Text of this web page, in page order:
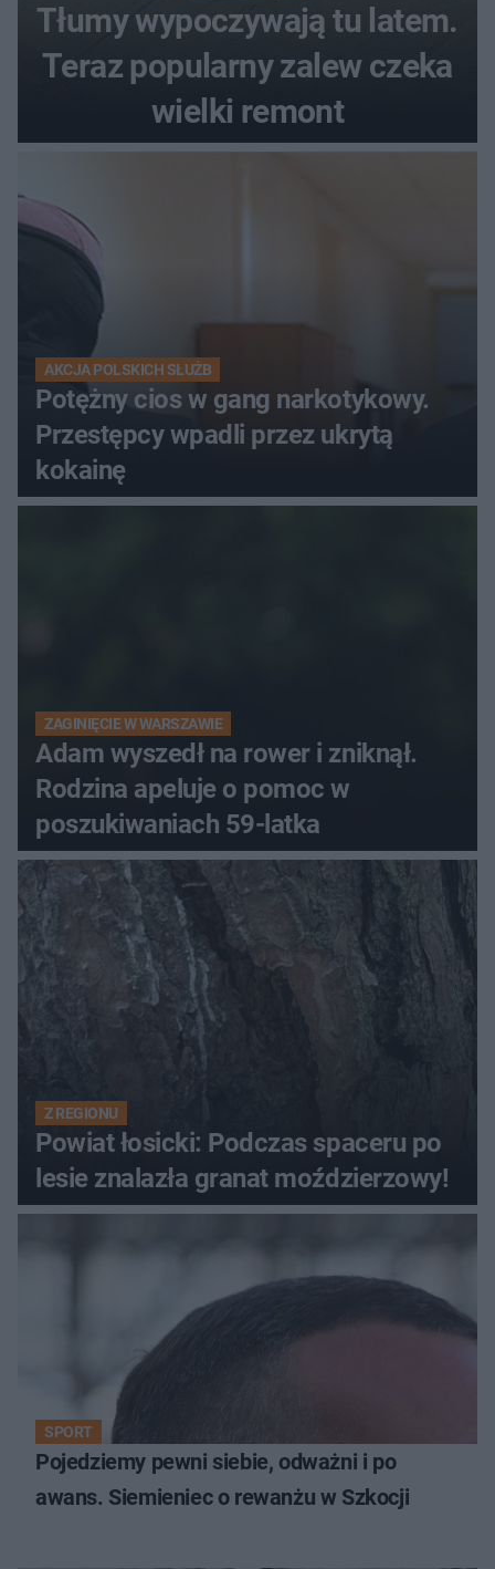
Tłumy wypoczywają tu latem.
Teraz popularny zalew czeka
wielki remont
AKCJA POLSKICH SŁUŻB
Potężny cios w gang narkotykowy.
Przestępcy wpadli przez ukrytą
kokainę
ZAGINIĘCIE W WARSZAWIE
Adam wyszedł na rower i zniknął.
Rodzina apeluje o pomoc w
poszukiwaniach 59-latka
Z REGIONU
Powiat łosicki: Podczas spaceru po
lesie znalazła granat moździerzowy!
SPORT
Pojedziemy pewni siebie, odważni i po
awans. Siemieniec o rewanżu w Szkocji